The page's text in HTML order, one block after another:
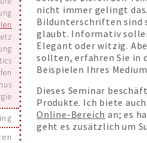
nicht immer gelingt
Bildunterschriften sind
glaubt. Informativ
Elegant oder witzig.
sollten, erfahren Sie in
Beispielen Ihres
Dieses Seminar
Produkte. Ich biete
Online-Bereich an; es
geht es zusätzlich um